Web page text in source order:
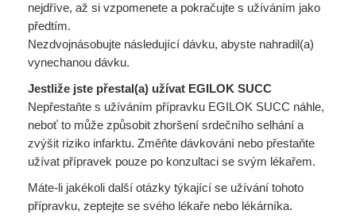
nejdříve, až si vzpomenete a pokračujte s užíváním jako
předtím.
Nezdvojnásobujte následující dávku, abyste nahradil(a)
vynechanou dávku.
Jestliže jste přestal(a) užívat EGILOK SUCC
Nepřestaňte s užíváním přípravku EGILOK SUCC náhle,
neboť to může způsobit zhoršení srdečního selhání a
zvýšit riziko infarktu. Změňte dávkování nebo přestaňte
užívat přípravek pouze po konzultaci se svým lékařem.
Máte-li jakékoli další otázky týkající se užívání tohoto
přípravku, zeptejte se svého lékaře nebo lékárníka.